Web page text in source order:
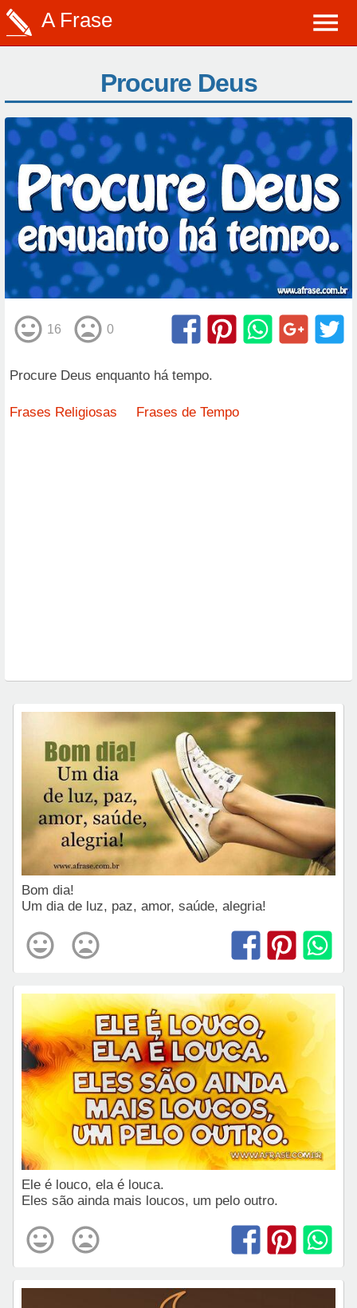
A Frase
Procure Deus
16 0
Procure Deus enquanto há tempo.
Frases Religiosas Frases de Tempo
Bom dia!
Um dia de luz, paz, amor, saúde, alegria!
Ele é louco, ela é louca.
Eles são ainda mais loucos, um pelo outro.